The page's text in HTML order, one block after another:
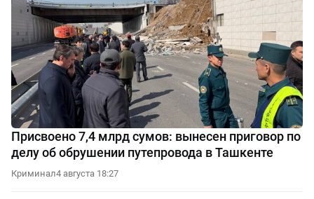
Присвоено 7,4 млрд сумов: вынесен приговор по
делу об обрушении путепровода в Ташкенте
Криминал4 августа 18:27